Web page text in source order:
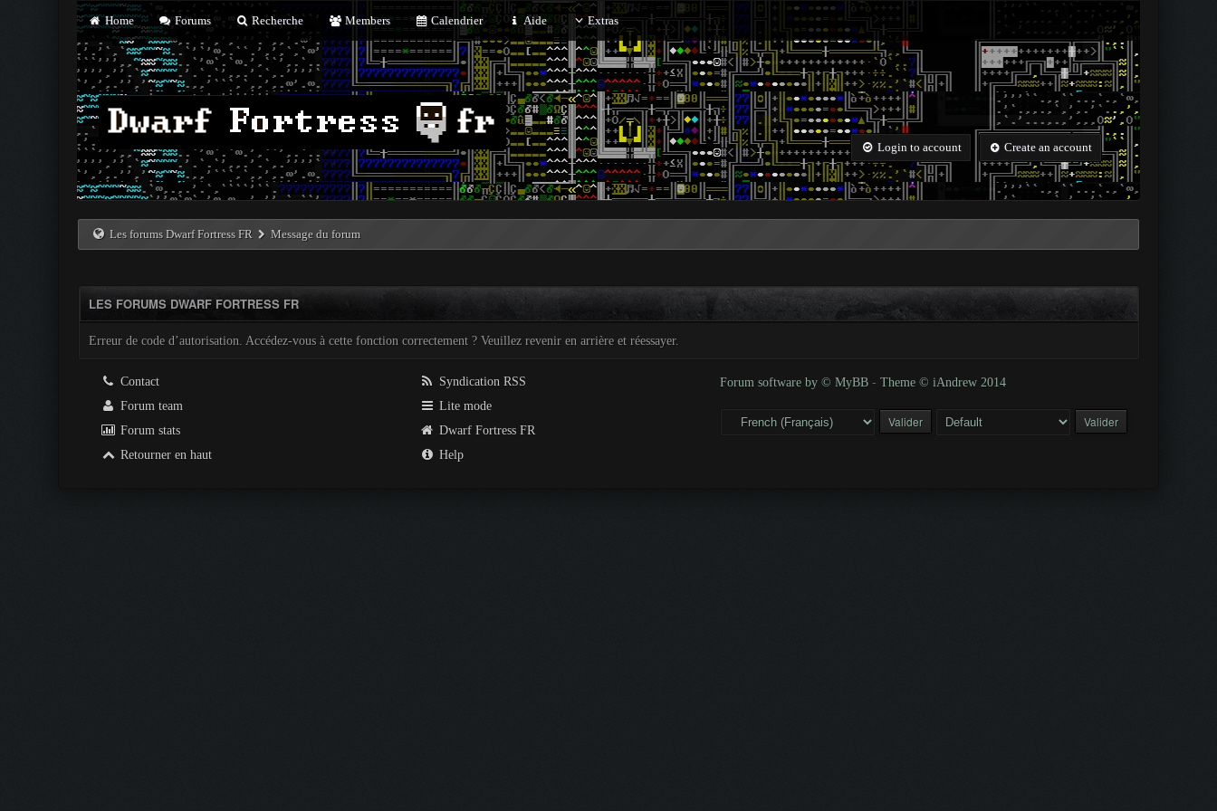
Home Forums Recherche Members Calendrier Aide Extras
Login to account Create an account
Les forums Dwarf Fortress FR Message du forum
LES FORUMS DWARF FORTRESS FR
Erreur de code d’autorisation. Accédez-vous à cette fonction correctement ? Veuillez revenir en arrière et réessayer.
Contact
Forum team
Forum stats
Retourner en haut
Syndication RSS
Lite mode
Dwarf Fortress FR
Help
Forum software by © MyBB - Theme © iAndrew 2014